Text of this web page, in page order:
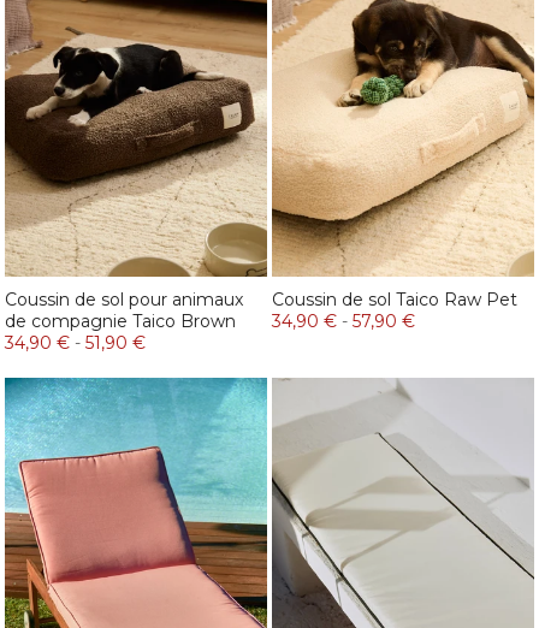
Coussin de sol pour animaux
de compagnie Taico Brown
34,90 € - 51,90 €
Coussin de sol Taico Raw Pet
34,90 € - 57,90 €